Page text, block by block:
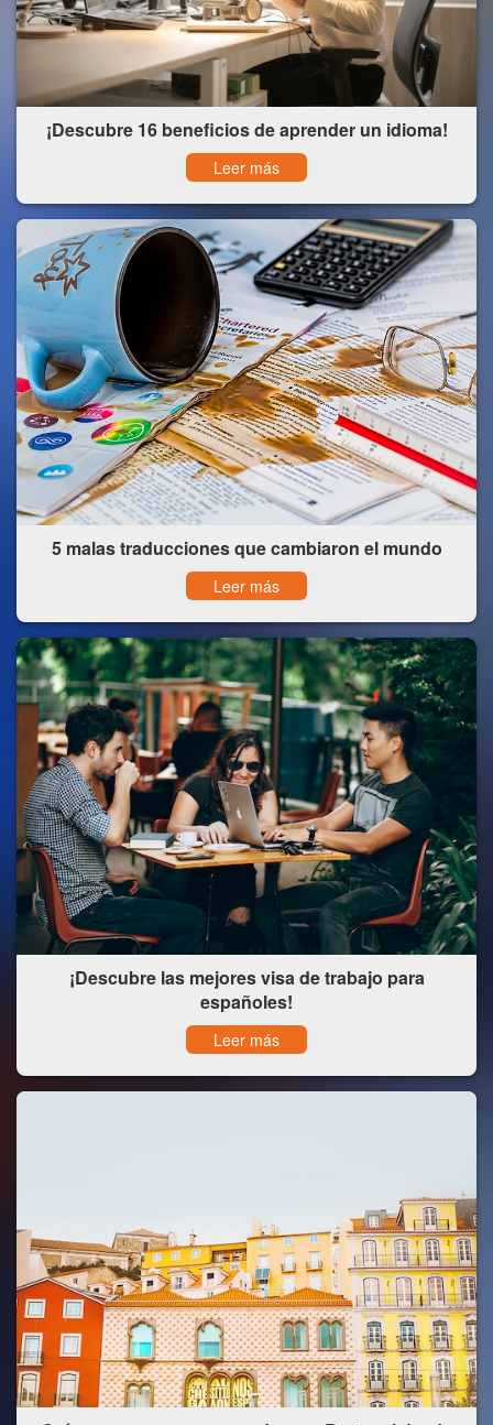
¡Descubre 16 beneficios de aprender un idioma!
Leer más
5 malas traducciones que cambiaron el mundo
Leer más
¡Descubre las mejores visa de trabajo para
españoles!
Leer más